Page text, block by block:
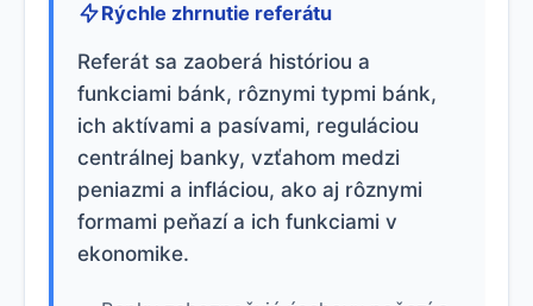
Rýchle zhrnutie referátu
Referát sa zaoberá históriou a
funkciami bánk, rôznymi typmi bánk,
ich aktívami a pasívami, reguláciou
centrálnej banky, vzťahom medzi
peniazmi a infláciou, ako aj rôznymi
formami peňazí a ich funkciami v
ekonomike.